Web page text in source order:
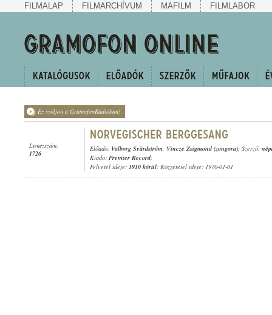
FILMALAP FILMARCHÍVUM MAFILM FILMLABOR
Ez szóljon a GramofonRádióban!
Lemezszám:
1726
Előadó: Valborg Svärdström, Vincze Zsigmond (zongora); Szerző:
Kiadó: Premier Record;
Felvétel ideje: 1910 körül; Közzététel ideje: 1970-01-01